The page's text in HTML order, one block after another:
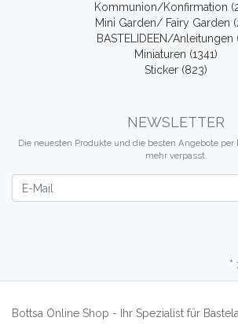
Kommunion/Konfirmation
Mini Garden/ Fairy Garden
BASTELIDEEN/Anleitungen
Miniaturen (1341)
Sticker (823)
NEWSLETTER
Die neuesten Produkte und die besten Angebote
mehr verpasst.
*
Bottsa Online Shop - Ihr Spezialist für